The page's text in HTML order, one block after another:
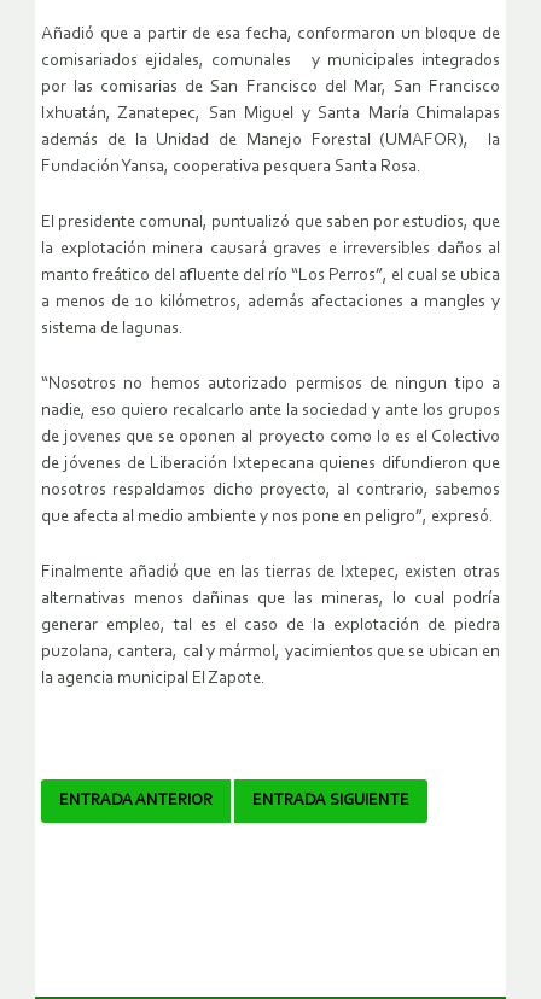
Añadió que a partir de esa fecha, conformaron un bloque de
comisariados ejidales, comunales y municipales integrados
por las comisarias de San Francisco del Mar, San Francisco
Ixhuatán, Zanatepec, San Miguel y Santa María Chimalapas
además de la Unidad de Manejo Forestal (UMAFOR), la
Fundación Yansa, cooperativa pesquera Santa Rosa.
El presidente comunal, puntualizó que saben por estudios, que
la explotación minera causará graves e irreversibles daños al
manto freático del afluente del río “Los Perros”, el cual se ubica
a menos de 10 kilómetros, además afectaciones a mangles y
sistema de lagunas.
“Nosotros no hemos autorizado permisos de ningun tipo a
nadie, eso quiero recalcarlo ante la sociedad y ante los grupos
de jovenes que se oponen al proyecto como lo es el Colectivo
de jóvenes de Liberación Ixtepecana quienes difundieron que
nosotros respaldamos dicho proyecto, al contrario, sabemos
que afecta al medio ambiente y nos pone en peligro”, expresó.
Finalmente añadió que en las tierras de Ixtepec, existen otras
alternativas menos dañinas que las mineras, lo cual podría
generar empleo, tal es el caso de la explotación de piedra
puzolana, cantera, cal y mármol, yacimientos que se ubican en
la agencia municipal El Zapote.
Navegador
ENTRADA ANTERIOR ENTRADA SIGUIENTE